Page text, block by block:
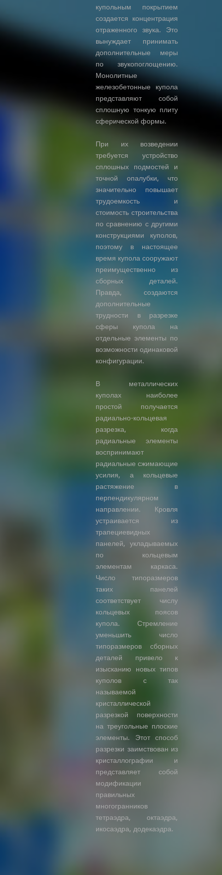
купольным покрытием
создается концентрация
отраженного звука. Это
вынуждает принимать
дополнительные меры
по звукопоглощению.
Монолитные
железобетонные купола
представляют собой
сплошную тонкую плиту
сферической формы.
При их возведении
требуется устройство
сплошных подмостей и
точной опалубки, что
значительно повышает
трудоемкость и
стоимость строительства
по сравнению с другими
конструкциями куполов,
поэтому в настоящее
время купола сооружают
преимущественно из
сборных деталей.
Правда, создаются
дополнительные
трудности в разрезке
сферы купола на
отдельные элементы по
возможности одинаковой
конфигурации.
В металлических
куполах наиболее
простой получается
радиально-кольцевая
разрезка, когда
радиальные элементы
воспринимают
радиальные сжимающие
усилия, а кольцевые
растяжение в
перпендикулярном
направлении. Кровля
устраивается из
трапециевидных
панелей, укладываемых
по кольцевым
элементам каркаса.
Число типоразмеров
таких панелей
соответствует числу
кольцевых поясов
купола. Стремление
уменьшить число
типоразмеров сборных
деталей привело к
изысканию новых типов
куполов с так
называемой
кристаллической
разрезкой поверхности
на треугольные плоские
элементы. Этот способ
разрезки заимствован из
кристаллографии и
представляет собой
модификации
правильных
многогранников
тетраэдра, октаэдра,
икосаэдра, додекаэдра.